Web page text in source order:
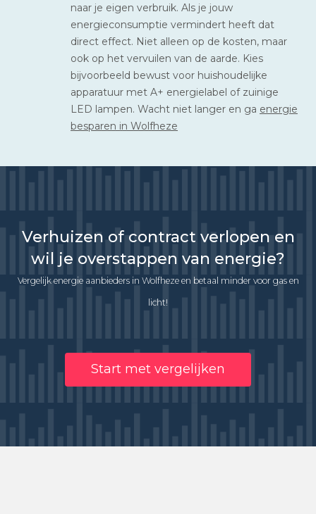
naar je eigen verbruik. Als je jouw
energieconsumptie vermindert heeft dat
direct effect. Niet alleen op de kosten, maar
ook op het vervuilen van de aarde. Kies
bijvoorbeeld bewust voor huishoudelijke
apparatuur met A+ energielabel of zuinige
LED lampen. Wacht niet langer en ga energie
besparen in Wolfheze
Verhuizen of contract verlopen en
wil je overstappen van energie?
Vergelijk energie aanbieders in Wolfheze en betaal minder voor gas en
licht!
Start met vergelijken